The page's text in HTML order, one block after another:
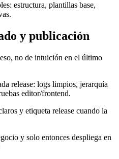
estructura, plantillas base,
y publicación
no de intuición en el último
release: logs limpios, jerarquía
editor/frontend.
y etiqueta release cuando la
y solo entonces despliega en